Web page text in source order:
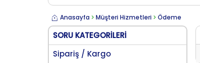
Anasayfa Müşteri Hizmetleri Ödeme
SORU KATEGORILERI
Sipariş / Kargo